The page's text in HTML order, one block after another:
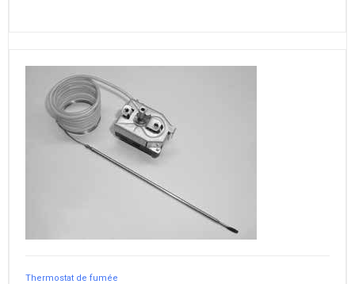
Thermostat de fumée